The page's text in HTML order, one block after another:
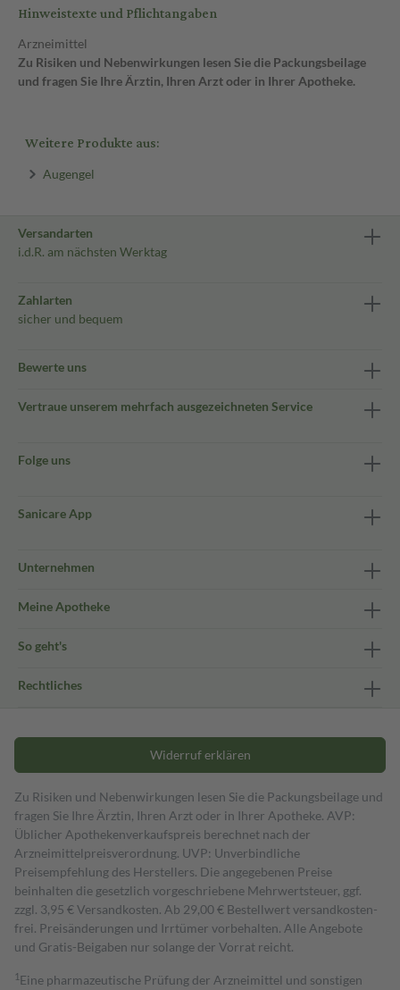
Hinweistexte und Pflichtangaben
Arzneimittel
Zu Risiken und Nebenwirkungen lesen Sie die Packungsbeilage
und fragen Sie Ihre Ärztin, Ihren Arzt oder in Ihrer Apotheke.
Weitere Produkte aus:
Augengel
Versandarten
i.d.R. am nächsten Werktag
Zahlarten
sicher und bequem
Bewerte uns
Vertraue unserem mehrfach ausgezeichneten Service
Folge uns
Sanicare App
Unternehmen
Meine Apotheke
So geht's
Rechtliches
Widerruf erklären
Zu Risiken und Nebenwirkungen lesen Sie die Packungsbeilage und
fragen Sie Ihre Ärztin, Ihren Arzt oder in Ihrer Apotheke. AVP:
Üblicher Apothekenverkaufspreis berechnet nach der
Arzneimittelpreisverordnung. UVP: Unverbindliche
Preisempfehlung des Herstellers. Die angegebenen Preise
beinhalten die gesetzlich vorgeschriebene Mehrwertsteuer, ggf.
zzgl. 3,95 € Versandkosten. Ab 29,00 € Bestell­wert versand­kosten­
frei. Preisänderungen und Irrtümer vorbehalten. Alle Angebote
und Gratis-Beigaben nur solange der Vorrat reicht.
1 Eine pharmazeutische Prüfung der Arzneimittel und sonstigen